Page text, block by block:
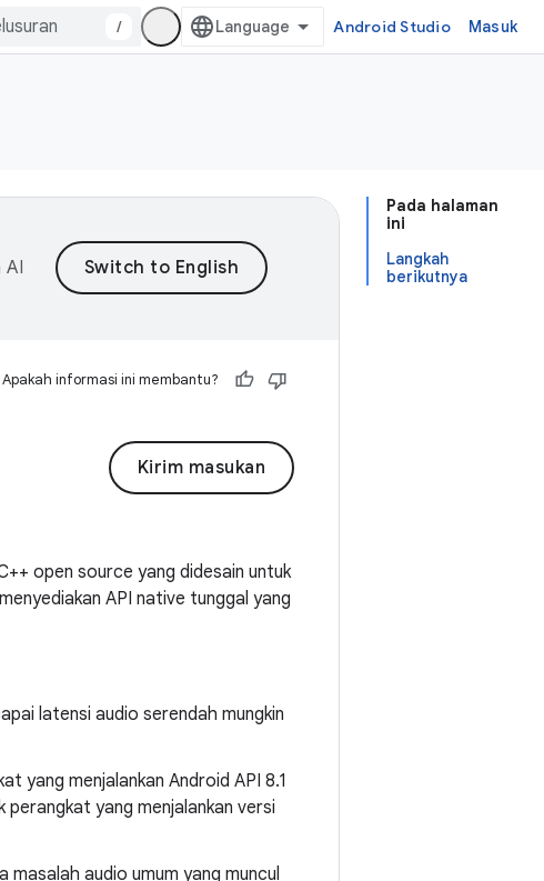
/ Android Studio Masuk
Pada halaman
ini
Langkah
berikutnya
AI
Apakah informasi ini membantu?
Kirim masukan
open source yang didesain untuk
API native tunggal yang
latensi audio serendah mungkin
yang menjalankan Android API 8.1
perangkat yang menjalankan versi
audio umum yang muncul